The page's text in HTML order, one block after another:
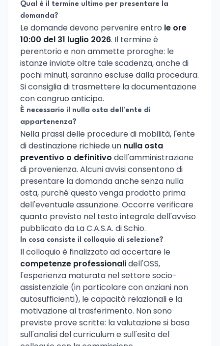
Qual è il termine ultimo per presentare la
domanda?
Le domande devono pervenire entro le ore
10:00 del 31 luglio 2026. Il termine è
perentorio e non ammette proroghe: le
istanze inviate oltre tale scadenza, anche di
pochi minuti, saranno escluse dalla procedura.
Si consiglia di trasmettere la documentazione
con congruo anticipo.
È necessario il nulla osta dell'ente di
appartenenza?
Nella prassi delle procedure di mobilità, l'ente
di destinazione richiede un nulla osta
preventivo o definitivo dell'amministrazione
di provenienza. Alcuni avvisi consentono di
presentare la domanda anche senza nulla
osta, purché questo venga prodotto prima
dell'eventuale assunzione. Occorre verificare
quanto previsto nel testo integrale dell'avviso
pubblicato da La C.A.S.A. di Schio.
In cosa consiste il colloquio di selezione?
Il colloquio è finalizzato ad accertare le
competenze professionalidell'OSS,
l'esperienza maturata nel settore socio-
assistenziale (in particolare con anziani non
autosufficienti), le capacità relazionali e la
motivazione al trasferimento. Non sono
previste prove scritte: la valutazione si basa
sull'analisi del curriculum e sull'esito del